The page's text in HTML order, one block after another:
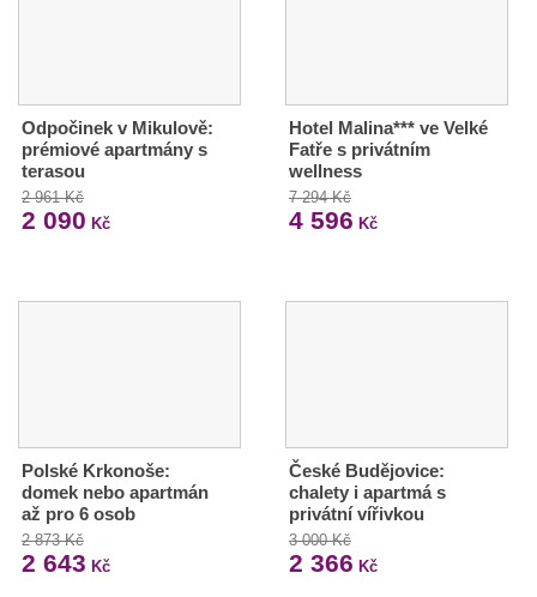
Odpočinek v Mikulově:
prémiové apartmány s
terasou
2 961 Kč
2 090 Kč
Hotel Malina*** ve Velké
Fatře s privátním
wellness
7 294 Kč
4 596 Kč
Polské Krkonoše:
domek nebo apartmán
až pro 6 osob
2 873 Kč
2 643 Kč
České Budějovice:
chalety i apartmá s
privátní vířivkou
3 000 Kč
2 366 Kč